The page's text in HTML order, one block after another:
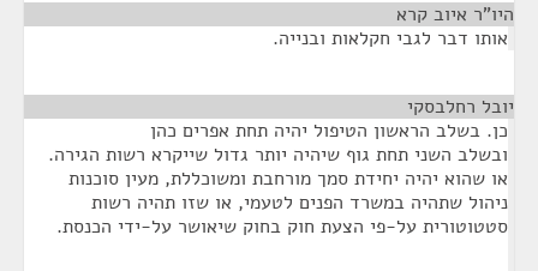
היו"ר איוב קרא
אותו דבר לגבי חקלאות ובנייה.
יובל רחלבסקי
כן. בשלב הראשון הטיפול יהיה תחת אפרים כהן
ובשלב השני תחת גוף שיהיה יותר גדול שייקרא רשות הגירה.
או שהוא יהיה יחידת סמך מורחבת ומשוכללת, מעין סוכנות
ניהול שתהיה במשרד הפנים לטעמי, או שזו תהיה רשות
סטטוטורית על-פי הצעת חוק בחוק שיאושר על-ידי הכנסת.